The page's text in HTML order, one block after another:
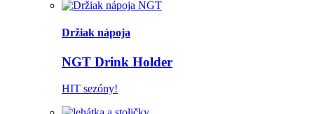
Držiak nápoja
NGT Drink Holder
HIT sezóny!